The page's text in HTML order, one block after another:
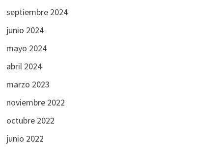
septiembre 2024
junio 2024
mayo 2024
abril 2024
marzo 2023
noviembre 2022
octubre 2022
junio 2022